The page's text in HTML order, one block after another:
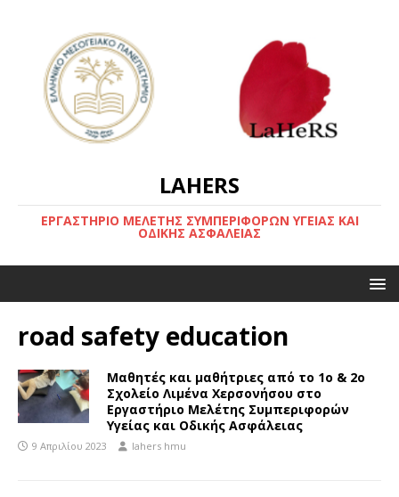
LAHERS
ΕΡΓΑΣΤΗΡΙΟ ΜΕΛΕΤΗΣ ΣΥΜΠΕΡΙΦΟΡΩΝ ΥΓΕΙΑΣ ΚΑΙ
ΟΔΙΚΗΣ ΑΣΦΑΛΕΙΑΣ
road safety education
Mαθητές και μαθήτριες από το 1ο & 2ο
Σχολείο Λιμένα Χερσονήσου στο
Εργαστήριο Μελέτης Συμπεριφορών
Υγείας και Οδικής Ασφάλειας
9 Απριλίου 2023 lahers hmu